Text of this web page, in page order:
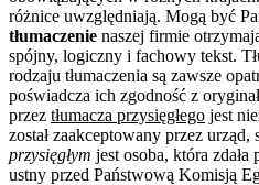
różnice uwzględniają. Mogą być
tłumaczenie naszej firmie
spójny, logiczny i fachowy tekst.
rodzaju tłumaczenia są zawsze
poświadcza ich zgodność z
przez tłumacza przysięgłego jest
został zaakceptowany przez urząd,
przysięgłym jest osoba, która
ustny przed Państwową Komisją